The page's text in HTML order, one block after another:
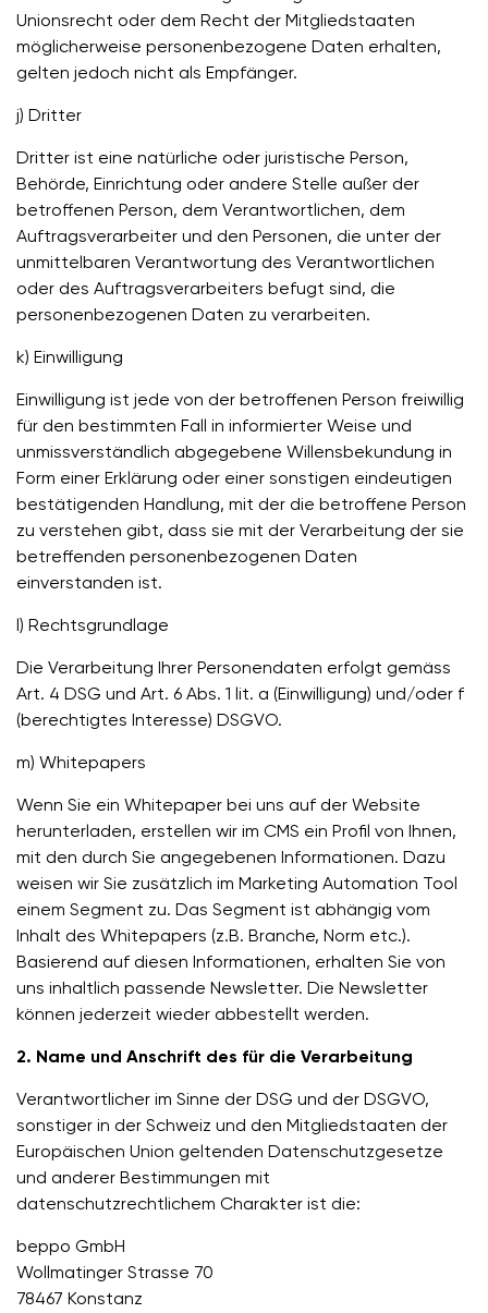
Unionsrecht oder dem Recht der Mitgliedstaaten
möglicherweise personenbezogene Daten erhalten,
gelten jedoch nicht als Empfänger.
j) Dritter
Dritter ist eine natürliche oder juristische Person,
Behörde, Einrichtung oder andere Stelle außer der
betroffenen Person, dem Verantwortlichen, dem
Auftragsverarbeiter und den Personen, die unter der
unmittelbaren Verantwortung des Verantwortlichen
oder des Auftragsverarbeiters befugt sind, die
personenbezogenen Daten zu verarbeiten.
k) Einwilligung
Einwilligung ist jede von der betroffenen Person freiwillig
für den bestimmten Fall in informierter Weise und
unmissverständlich abgegebene Willensbekundung in
Form einer Erklärung oder einer sonstigen eindeutigen
bestätigenden Handlung, mit der die betroffene Person
zu verstehen gibt, dass sie mit der Verarbeitung der sie
betreffenden personenbezogenen Daten
einverstanden ist.
l) Rechtsgrundlage
Die Verarbeitung Ihrer Personendaten erfolgt gemäss
Art. 4 DSG und Art. 6 Abs. 1 lit. a (Einwilligung) und/oder f
(berechtigtes Interesse) DSGVO.
m) Whitepapers
Wenn Sie ein Whitepaper bei uns auf der Website
herunterladen, erstellen wir im CMS ein Profil von Ihnen,
mit den durch Sie angegebenen Informationen. Dazu
weisen wir Sie zusätzlich im Marketing Automation Tool
einem Segment zu. Das Segment ist abhängig vom
Inhalt des Whitepapers (z.B. Branche, Norm etc.).
Basierend auf diesen Informationen, erhalten Sie von
uns inhaltlich passende Newsletter. Die Newsletter
können jederzeit wieder abbestellt werden.
2. Name und Anschrift des für die Verarbeitung
Verantwortlicher im Sinne der DSG und der DSGVO,
sonstiger in der Schweiz und den Mitgliedstaaten der
Europäischen Union geltenden Datenschutzgesetze
und anderer Bestimmungen mit
datenschutzrechtlichem Charakter ist die:
beppo GmbH
Wollmatinger Strasse 70
78467 Konstanz